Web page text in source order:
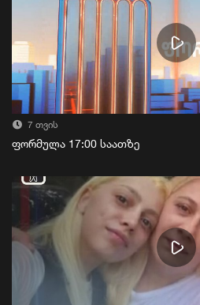
7 თვის
ფორმულა 17:00 საათზე